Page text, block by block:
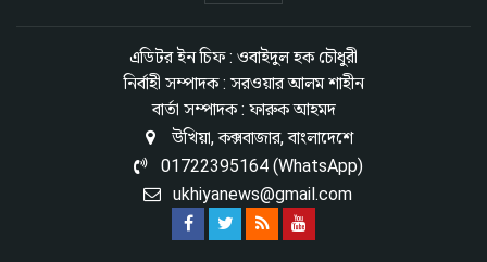
এডিটর ইন চিফ : ওবাইদুল হক চৌধুরী
নির্বাহী সম্পাদক : সরওয়ার আলম শাহীন
বার্তা সম্পাদক : ফারুক আহমদ
উখিয়া, কক্সবাজার, বাংলাদেশে
01722395164 (WhatsApp)
ukhiyanews@gmail.com